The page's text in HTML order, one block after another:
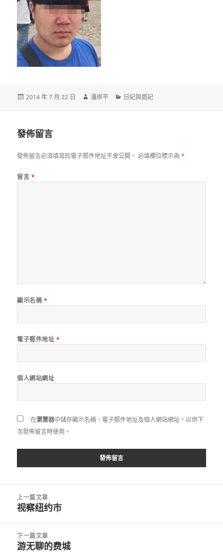
發
2014 年 7 月 22 日
作
潘岸平
分
日記與遊記
發佈留言
發佈留言必須填寫的電子郵件地址不會公開。 必填欄位標示為*
留言 *
顯示名稱 *
電子郵件地址 *
個人網站網址
在瀏覽器中儲存顯示名稱、電子郵件地址及個人網站網址，以供下
次發佈留言時使用。
上一篇文章
上
篇
文
视察纽约市
下一篇文章
下
游无聊的费城